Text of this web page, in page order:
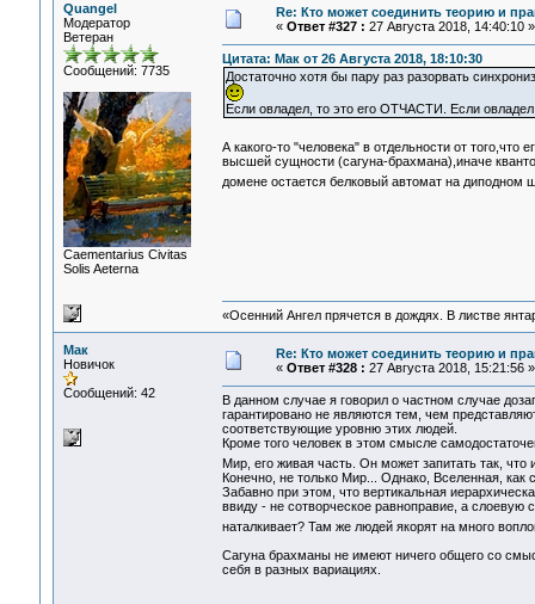
Quangel
Модератор
Ветеран
Сообщений: 7735
Сaementarius Civitas
Solis Aeterna
Re: Кто может соединить теорию и
« Ответ #327 : 27 Августа 2018, 14:40:10 »
Цитата: Мак от 26 Августа 2018, 18:10:30
Достаточно хотя бы пару раз разорвать
Если овладел, то это его ОТЧАСТИ. Если
А какого-то "человека" в отдельности от того,что
высшей сущности (сагуна-брахмана),иначе
домене остается белковый автомат на диподном
«Осенний Ангел прячется в дождях. В листве
Мак
Новичок
Сообщений: 42
Re: Кто может соединить теорию и
« Ответ #328 : 27 Августа 2018, 15:21:56 »
В данном случае я говорил о частном случае
гарантировано не являются тем, чем
соответствующие уровню этих людей.
Кроме того человек в этом смысле
Мир, его живая часть. Он может запитать так, что
Конечно, не только Мир... Однако, Вселенная,
Забавно при этом, что вертикальная
ввиду - не сотворческое равноправие, а слоевую
наталкивает? Там же людей якорят на много
Сагуна брахманы не имеют ничего общего со
себя в разных вариациях.